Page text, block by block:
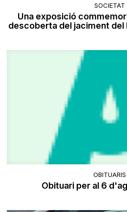
SOCIETAT
​Una exposició
descoberta del jaciment del
OBITUARIS
Obituari per al 6